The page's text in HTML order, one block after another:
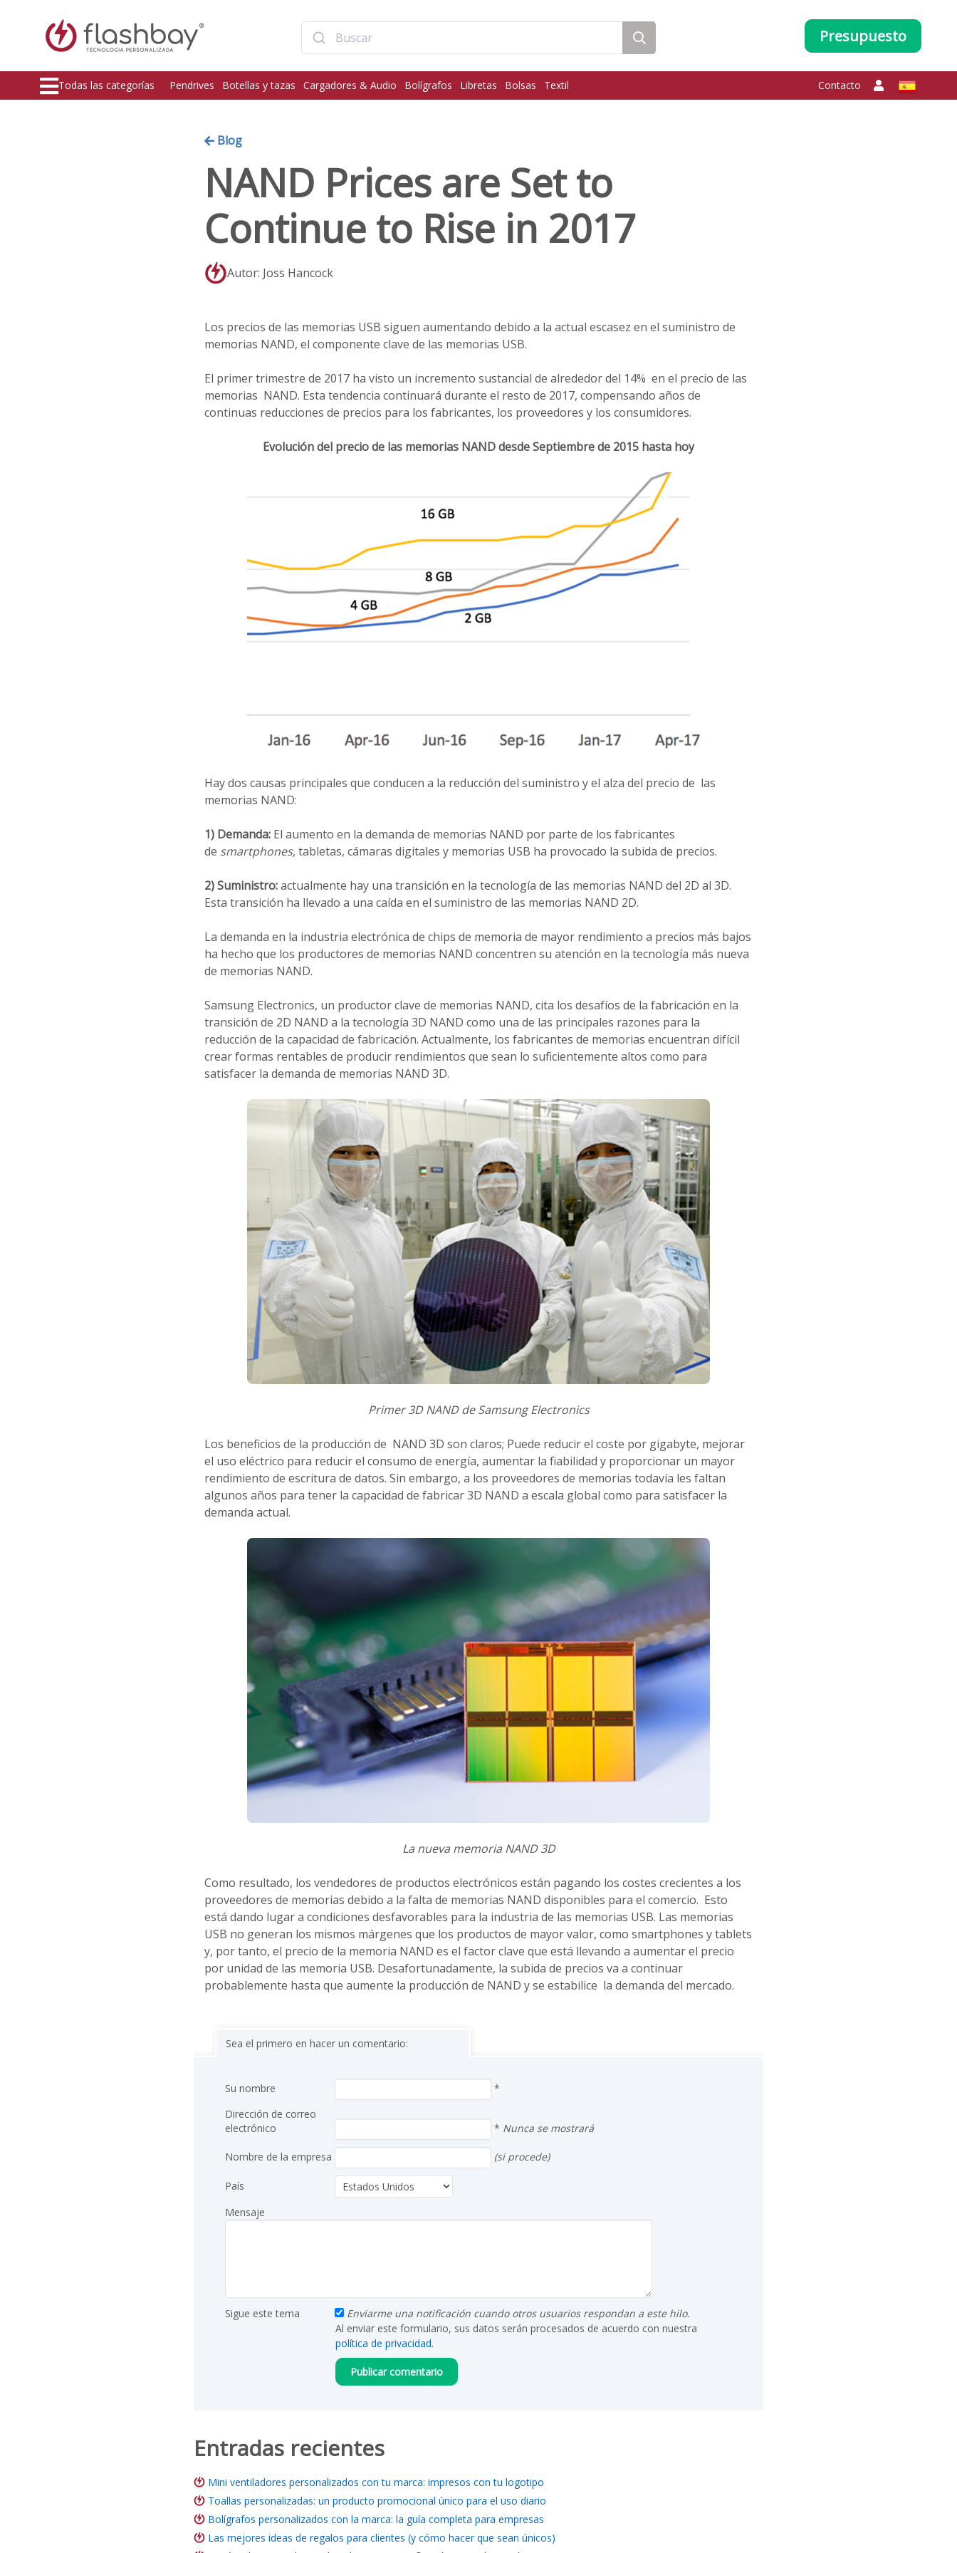
Presupuesto
Todas las categorías Pendrives Botellas y tazas Cargadores & Audio Bolígrafos Libretas Bolsas Textil Contacto
Blog
NAND Prices are Set to
Continue to Rise in 2017
Autor: Joss Hancock
Los precios de las memorias USB siguen aumentando debido a la actual escasez en el suministro de
memorias NAND, el componente clave de las memorias USB.
El primer trimestre de 2017 ha visto un incremento sustancial de alrededor del 14% en el precio de las
memorias NAND. Esta tendencia continuará durante el resto de 2017, compensando años de
continuas reducciones de precios para los fabricantes, los proveedores y los consumidores.
Evolución del precio de las memorias NAND desde Septiembre de 2015 hasta hoy
Hay dos causas principales que conducen a la reducción del suministro y el alza del precio de las
memorias NAND:
1) Demanda: El aumento en la demanda de memorias NAND por parte de los fabricantes
de smartphones,tabletas, cámaras digitales y memorias USB ha provocado la subida de precios.
2) Suministro:actualmente hay una transición en la tecnología de las memorias NAND del 2D al 3D.
Esta transición ha llevado a una caída en el suministro de las memorias NAND 2D.
La demanda en la industria electrónica de chips de memoria de mayor rendimiento a precios más bajos
ha hecho que los productores de memorias NAND concentren su atención en la tecnología más nueva
de memorias NAND.
Samsung Electronics, un productor clave de memorias NAND, cita los desafíos de la fabricación en la
transición de 2D NAND a la tecnología 3D NAND como una de las principales razones para la
reducción de la capacidad de fabricación. Actualmente, los fabricantes de memorias encuentran difícil
crear formas rentables de producir rendimientos que sean lo suficientemente altos como para
satisfacer la demanda de memorias NAND 3D.
Primer 3D NAND de Samsung Electronics
Los beneficios de la producción de NAND 3D son claros; Puede reducir el coste por gigabyte, mejorar
el uso eléctrico para reducir el consumo de energía, aumentar la fiabilidad y proporcionar un mayor
rendimiento de escritura de datos. Sin embargo, a los proveedores de memorias todavía les faltan
algunos años para tener la capacidad de fabricar 3D NAND a escala global como para satisfacer la
demanda actual.
La nueva memoria NAND 3D
Como resultado, los vendedores de productos electrónicos están pagando los costes crecientes a los
proveedores de memorias debido a la falta de memorias NAND disponibles para el comercio. Esto
está dando lugar a condiciones desfavorables para la industria de las memorias USB. Las memorias
USB no generan los mismos márgenes que los productos de mayor valor, como smartphones y tablets
y, por tanto, el precio de la memoria NAND es el factor clave que está llevando a aumentar el precio
por unidad de las memoria USB. Desafortunadamente, la subida de precios va a continuar
probablemente hasta que aumente la producción de NAND y se estabilice la demanda del mercado.
Sea el primero en hacer un comentario:
Su nombre
*
Dirección de correo
electrónico
* Nunca se mostrará
Nombre de la empresa (si procede)
País
Mensaje
Sigue este tema
Enviarme una notificación cuando otros usuarios respondan a este hilo.
Al enviar este formulario, sus datos serán procesados de acuerdo con nuestra
política de privacidad.
Entradas recientes
Mini ventiladores personalizados con tu marca: impresos con tu logotipo
Toallas personalizadas: un producto promocional único para el uso diario
Bolígrafos personalizados con la marca: la guía completa para empresas
Las mejores ideas de regalos para clientes (y cómo hacer que sean únicos)